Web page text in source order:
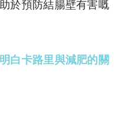
於預防結腸壁有害嘅
白卡路里與減肥的關